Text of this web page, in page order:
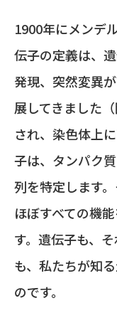
1900年にメンデ
伝子の定義は、
発現、突然変異
展してきました
され、染色体上
子は、タンパク
列を特定します
ほぼすべての機
す。遺伝子も、
も、私たちが知
のです。